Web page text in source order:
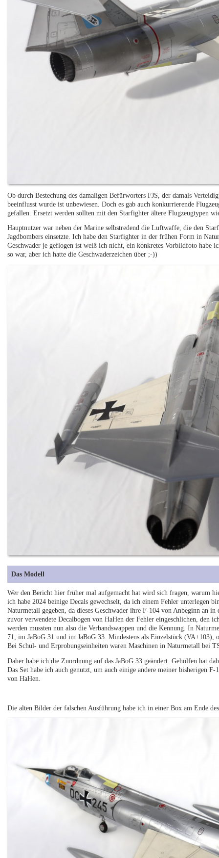
Ob durch Bestechung des damaligen Befürworters FJS, der damals
beeinflusst wurde ist unbewiesen. Doch es gab auch konkurrierende
gefallen. Ersetzt werden sollten mit den Starfighter ältere Flugzeugtypen
Hauptnutzer war neben der Marine selbstredend die Luftwaffe, die den
Jagdbombers einsetzte. Ich habe den Starfighter in der frühen Form in
Geschwader je geflogen ist weiß ich nicht, ein konkretes Vorbildfoto habe
so war, aber ich hatte die Geschwaderzeichen über ;-))
Das Modell
Wer den Bericht hier früher mal aufgemacht hat wird sich fragen, warum
ich habe 2024 beinige Decals gewechselt, da ich einem Fehler unterlegen
Naturmetall gegeben, da dieses Geschwader ihre F-104 von Anbeginn an
zuvor verwendete Decalbogen von HaHen der Fehler eingeschlichen, den
werden mussten nun also die Verbandswappen und die Kennung. In
71, im JaBoG 31 und im JaBoG 33. Mindestens als Einzelstück
Bei Schul- und Erprobungseinheiten waren Maschinen in Naturmetall bei
Daher habe ich die Zuordnung auf das JaBoG 33 geändert. Geholfen hat
Das Set habe ich auch genutzt, um auch einige andere meiner bisherigen F-
von HaHen.
Die alten Bilder der falschen Ausführung habe ich in einer Box am Ende